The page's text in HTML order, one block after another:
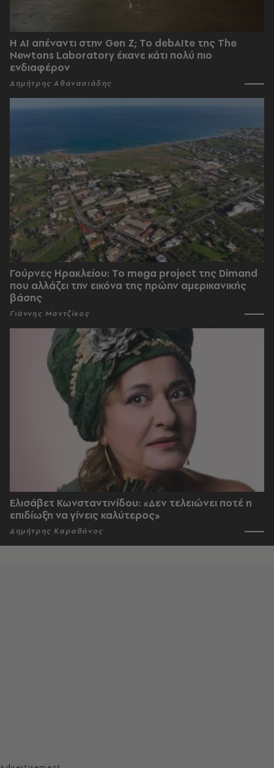
Η AI απέναντι στην Gen Z; Το debAIte της The
Newtons Laboratory έκανε κάτι πολύ πιο
ενδιαφέρον
Δημήτρης Αθανασιάδης
Γούρνες Ηρακλείου: To mega project της Dimand
που αλλάζει την εικόνα της πρώην αμερικανικής
βάσης
Γιάννης Μαντζίκος
Ελισάβετ Κωνσταντινίδου: «Δεν τελειώνει ποτέ η
επιδίωξη να γίνεις καλύτερος»
Δημήτρης Καραθάνος